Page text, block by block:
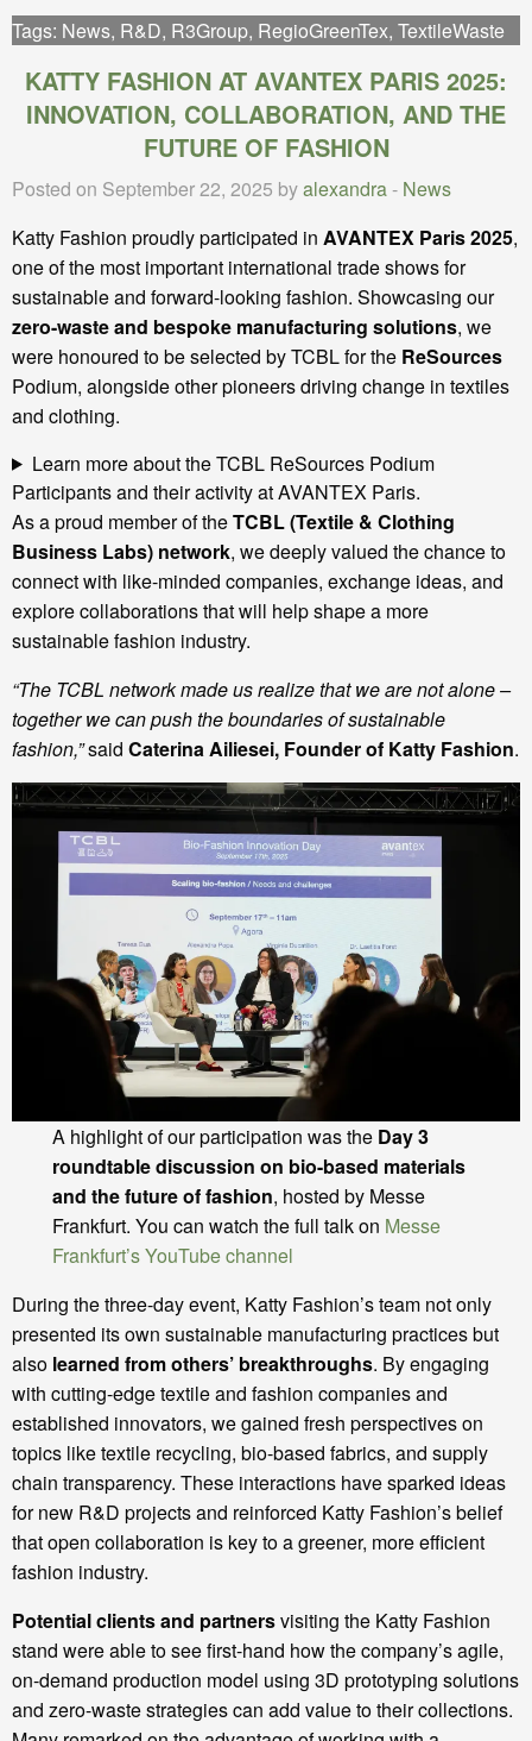
Tags: News, R&D, R3Group, RegioGreenTex, TextileWaste
KATTY FASHION AT AVANTEX PARIS 2025:
INNOVATION, COLLABORATION, AND THE
FUTURE OF FASHION
Posted on September 22, 2025 byalexandra- News
Katty Fashion proudly participated in AVANTEX Paris 2025,
one of the most important international trade shows for
sustainable and forward-looking fashion. Showcasing our
zero-waste and bespoke manufacturing solutions, we
were honoured to be selected by TCBL for the ReSources
Podium, alongside other pioneers driving change in textiles
and clothing.
Learn more about the TCBL ReSources Podium
Participants and their activity at AVANTEX Paris.
As a proud member of theTCBL (Textile & Clothing
Business Labs) network, we deeply valued the chance to
connect with like-minded companies, exchange ideas, and
explore collaborations that will help shape a more
sustainable fashion industry.
“The TCBL network made us realize that we are not alone –
together we can push the boundaries of sustainable
fashion,”said Caterina Ailiesei, Founder of Katty Fashion.
A highlight of our participation was the Day 3
roundtable discussion on bio-based materials
and the future of fashion, hosted by Messe
Frankfurt. You can watch the full talk on Messe
Frankfurt’s YouTube channel
During the three-day event, Katty Fashion’s team not only
presented its own sustainable manufacturing practices but
also learned from others’ breakthroughs. By engaging
with cutting-edge textile and fashion companies and
established innovators, we gained fresh perspectives on
topics like textile recycling, bio-based fabrics, and supply
chain transparency. These interactions have sparked ideas
for new R&D projects and reinforced Katty Fashion’s belief
that open collaboration is key to a greener, more efficient
fashion industry.
Potential clients and partnersvisiting the Katty Fashion
stand were able to see first-hand how the company’s agile,
on-demand production model using 3D prototyping solutions
and zero-waste strategies can add value to their collections.